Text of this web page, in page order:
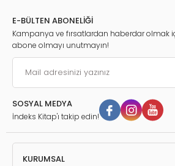
E-BÜLTEN ABONELİĞİ
Kampanya ve fırsatlardan haberdar olmak
abone olmayı unutmayın!
SOSYAL MEDYA
İndeks Kitap'ı takip edin!
KURUMSAL